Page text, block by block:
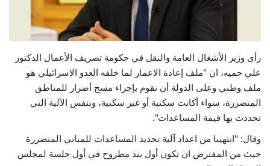
رأى وزير الأشغال العامة والنقل في حكومة تصريف الأعمال الدكتور
علي حميه، ان "ملف إعادة الاعمار لما خلفه العدو الاسرائيلي هو
ملف وطني وعلى الدولة أن تقوم بإجراء مسح أضرار للمناطق
المتضررة، سواء أكانت سكنية أو غير سكنية، وبنفس الآلية التي
تحددت بها قيمة المساعدات".
وقال: "انتهينا من اعداد آلية تحديد المساعدات للمباني المتضررة
حيث من المفترض ان تكون أول بند مطروح في أول جلسة لمجلس